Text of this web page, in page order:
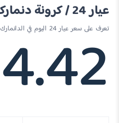
عيار 24 / كرونة دنماركية
تعرف على سعر عيار 24 اليوم في الدانمارك